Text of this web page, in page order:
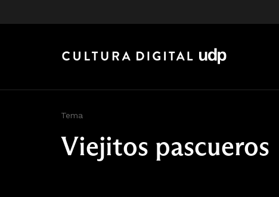
Tema
Viejitos pascueros